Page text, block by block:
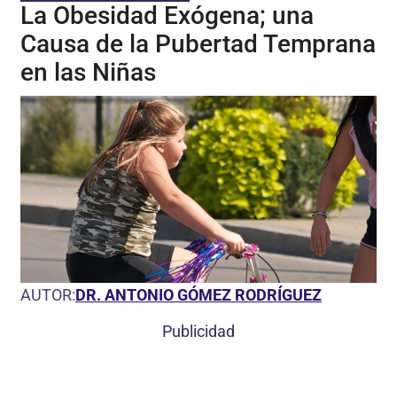
La Obesidad Exógena; una
Causa de la Pubertad Temprana
en las Niñas
AUTOR:DR. ANTONIO GÓMEZ RODRÍGUEZ
Publicidad